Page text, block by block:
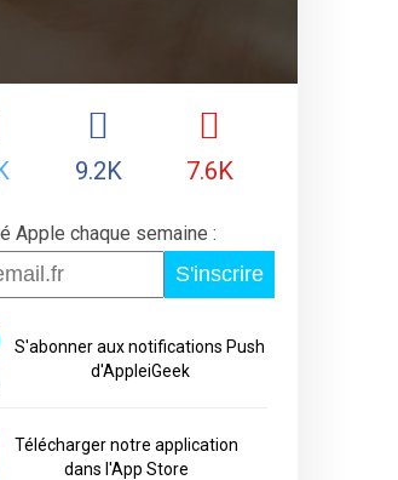
9.2K 7.6K
Apple chaque semaine :
S'inscrire
S'abonner aux notifications Push
d'AppleiGeek
Télécharger notre application
dans l'App Store